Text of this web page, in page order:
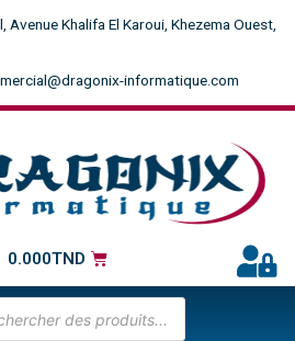
Avenue Khalifa El Karoui, Khezema Ouest,
informatique.com
0.000TND